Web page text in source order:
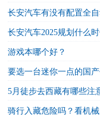
长安汽车有没有配置全
长安汽车2025规划什么
游戏本哪个好？
要选一台迷你一点的国
5月徒步去西藏有哪些注
骑行入藏危险吗？看机